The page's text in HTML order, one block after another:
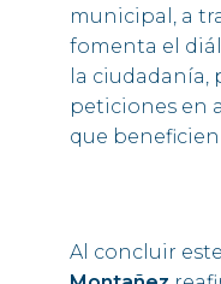
municipal, a
fomenta el
la ciudadanía,
peticiones en
que
Al concluir